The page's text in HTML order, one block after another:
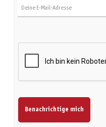
Benachrichtige mich